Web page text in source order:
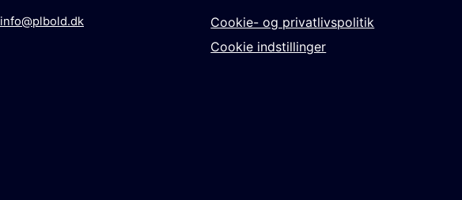
info@plbold.dk
Cookie- og privatlivspolitik
Cookie indstillinger